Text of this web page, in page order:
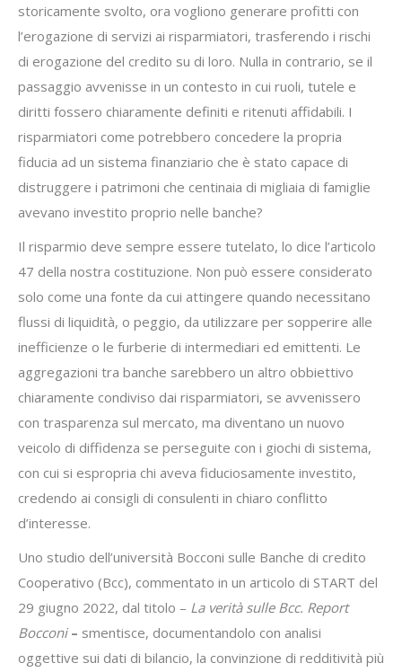
storicamente svolto, ora vogliono generare profitti con
l’erogazione di servizi ai risparmiatori, trasferendo i rischi
di erogazione del credito su di loro. Nulla in contrario, se il
passaggio avvenisse in un contesto in cui ruoli, tutele e
diritti fossero chiaramente definiti e ritenuti affidabili. I
risparmiatori come potrebbero concedere la propria
fiducia ad un sistema finanziario che è stato capace di
distruggere i patrimoni che centinaia di migliaia di famiglie
avevano investito proprio nelle banche?
Il risparmio deve sempre essere tutelato, lo dice l’articolo
47 della nostra costituzione. Non può essere considerato
solo come una fonte da cui attingere quando necessitano
flussi di liquidità, o peggio, da utilizzare per sopperire alle
inefficienze o le furberie di intermediari ed emittenti. Le
aggregazioni tra banche sarebbero un altro obbiettivo
chiaramente condiviso dai risparmiatori, se avvenissero
con trasparenza sul mercato, ma diventano un nuovo
veicolo di diffidenza se perseguite con i giochi di sistema,
con cui si espropria chi aveva fiduciosamente investito,
credendo ai consigli di consulenti in chiaro conflitto
d’interesse.
Uno studio dell’università Bocconi sulle Banche di credito
Cooperativo (Bcc), commentato in un articolo di START del
29 giugno 2022, dal titolo – La verità sulle Bcc. Report
Bocconi– smentisce, documentandolo con analisi
oggettive sui dati di bilancio, la convinzione di redditività più